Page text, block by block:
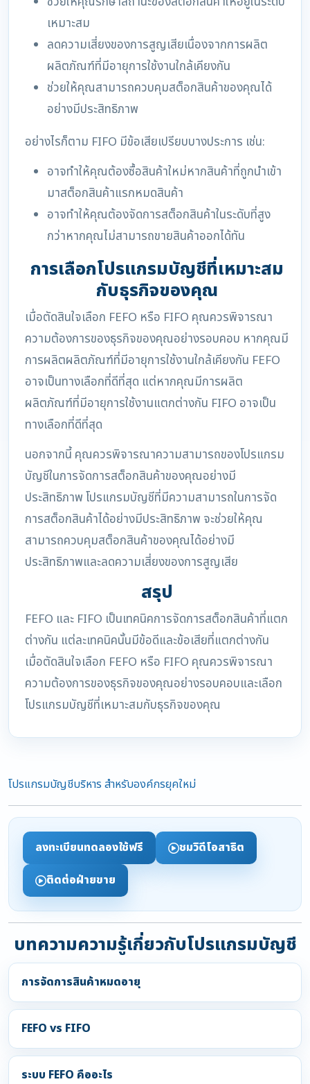
เหมาะสม
ลดความเสี่ยงของการสูญเสียเนื่องจากการผลิต
ผลิตภัณฑ์ที่มีอายุการใช้งานใกล้เคียงกัน
ช่วยให้คุณสามารถควบคุมสต็อกสินค้าของคุณได้
อย่างมีประสิทธิภาพ
อย่างไรก็ตาม FIFO มีข้อเสียเปรียบบางประการ เช่น:
อาจทำให้คุณต้องซื้อสินค้าใหม่หากสินค้าที่ถูกนำเข้า
มาสต็อกสินค้าแรกหมดสินค้า
อาจทำให้คุณต้องจัดการสต็อกสินค้าในระดับที่สูง
กว่าหากคุณไม่สามารถขายสินค้าออกได้ทัน
การเลือกโปรแกรมบัญชีที่เหมาะสม
กับธุรกิจของคุณ
เมื่อตัดสินใจเลือก FEFO หรือ FIFO คุณควรพิจารณา
ความต้องการของธุรกิจของคุณอย่างรอบคอบ หากคุณมี
การผลิตผลิตภัณฑ์ที่มีอายุการใช้งานใกล้เคียงกัน FEFO
อาจเป็นทางเลือกที่ดีที่สุด แต่หากคุณมีการผลิต
ผลิตภัณฑ์ที่มีอายุการใช้งานแตกต่างกัน FIFO อาจเป็น
ทางเลือกที่ดีที่สุด
นอกจากนี้ คุณควรพิจารณาความสามารถของโปรแกรม
บัญชีในการจัดการสต็อกสินค้าของคุณอย่างมี
ประสิทธิภาพ โปรแกรมบัญชีที่มีความสามารถในการจัด
การสต็อกสินค้าได้อย่างมีประสิทธิภาพ จะช่วยให้คุณ
สามารถควบคุมสต็อกสินค้าของคุณได้อย่างมี
ประสิทธิภาพและลดความเสี่ยงของการสูญเสีย
สรุป
FEFO และ FIFO เป็นเทคนิคการจัดการสต็อกสินค้าที่แตก
ต่างกัน แต่ละเทคนิคนั้นมีข้อดีและข้อเสียที่แตกต่างกัน
เมื่อตัดสินใจเลือก FEFO หรือ FIFO คุณควรพิจารณา
ความต้องการของธุรกิจของคุณอย่างรอบคอบและเลือก
โปรแกรมบัญชีที่เหมาะสมกับธุรกิจของคุณ
โปรแกรมบัญชีบริหาร สำหรับองค์กรยุคใหม่
ลงทะเบียนทดลองใช้ฟรี
ชมวิดีโอสาธิต
ติดต่อฝ่ายขาย
บทความความรู้เกี่ยวกับโปรแกรมบัญชี
การจัดการสินค้าหมดอายุ
FEFO vs FIFO
ระบบ FEFO คืออะไร